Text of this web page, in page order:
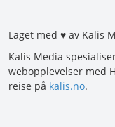
Laget med ♥ av Kalis
Kalis Media
webopplevelser med
reise på kalis.no.